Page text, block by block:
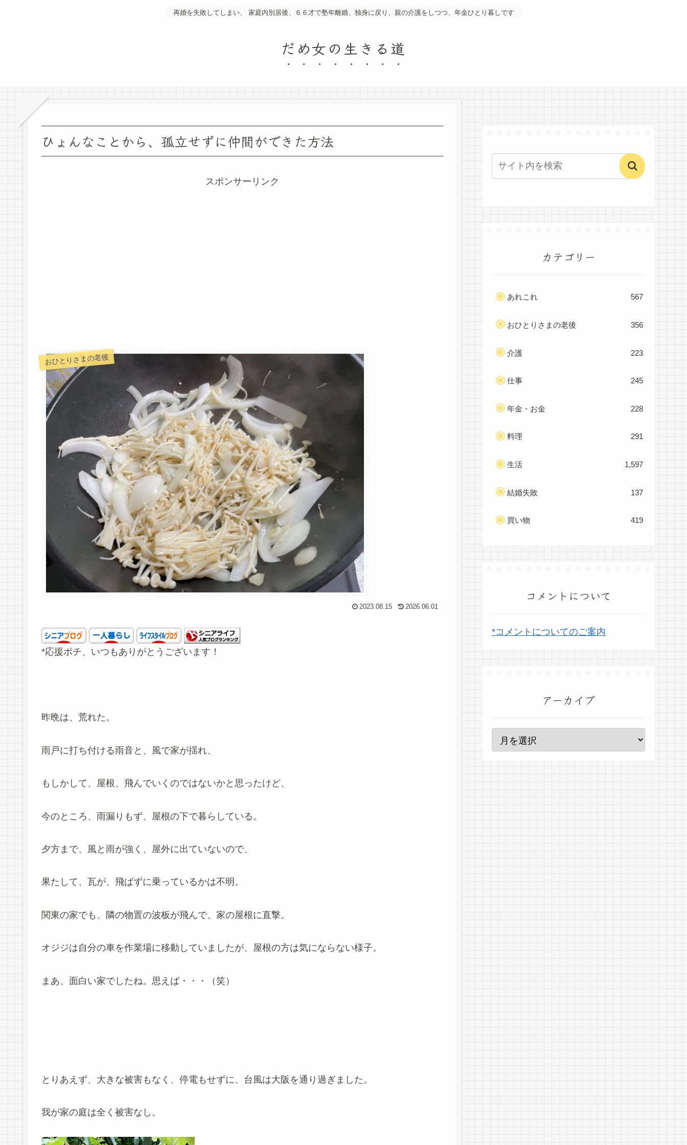
再婚を失敗してしまい、 家庭内別居後、６６才で塾年離婚、独身に戻り、親の介護をしつつ、年金ひとり暮しです
だめ女の生きる道
ひょんなことから、孤立せずに仲間ができた方法
スポンサーリンク
おひとりさまの老後
2023.08.15 2026.06.01
*応援ポチ、いつもありがとうございます！
昨晩は、荒れた。
雨戸に打ち付ける雨音と、風で家が揺れ、
もしかして、屋根、飛んでいくのではないかと思ったけど、
今のところ、雨漏りもず、屋根の下で暮らしている。
夕方まで、風と雨が強く、屋外に出ていないので、
果たして、瓦が、飛ばずに乗っているかは不明。
関東の家でも、隣の物置の波板が飛んで、家の屋根に直撃。
オジジは自分の車を作業場に移動していましたが、屋根の方は気にならない様子。
まあ、面白い家でしたね。思えば・・・（笑）
とりあえず、大きな被害もなく、停電もせずに、台風は大阪を通り過ぎました。
我が家の庭は全く被害なし。
カテゴリー
あれこれ 567
おひとりさまの老後 356
介護 223
仕事 245
年金・お金 228
料理 291
生活 1,597
結婚失敗 137
買い物 419
コメントについて
*コメントについてのご案内
アーカイブ